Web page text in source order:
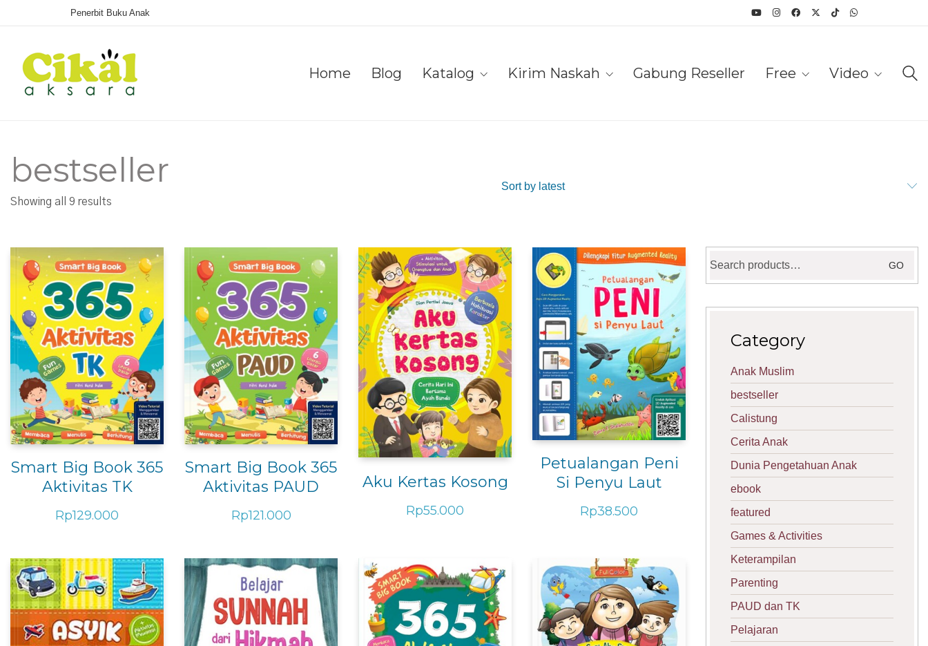
Penerbit Buku Anak
Home Blog Katalog Kirim Naskah Gabung Reseller Free Video
bestseller
Showing all 9 results
Sort by latest
Smart Big Book 365
Aktivitas TK
Rp129.000
Smart Big Book 365
Aktivitas PAUD
Rp121.000
Aku Kertas Kosong
Rp55.000
Petualangan Peni
Si Penyu Laut
Rp38.500
for:
GO
Category
Anak Muslim
bestseller
Calistung
Cerita Anak
Dunia Pengetahuan Anak
ebook
featured
Games & Activities
Keterampilan
Parenting
PAUD dan TK
Pelajaran